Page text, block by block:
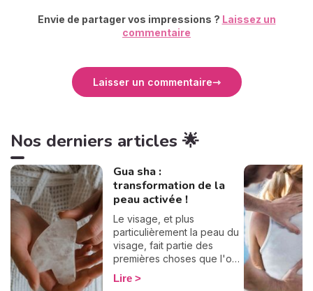
Envie de partager vos impressions ? Laissez un
commentaire
Laisser un commentaire
Nos derniers articles 🌟
Gua sha :
transformation de la
peau activée !
Le visage, et plus
particulièrement la peau du
visage, fait partie des
premières choses que l'on
présente au monde. À tout
le monde. Véritable socle
Lire